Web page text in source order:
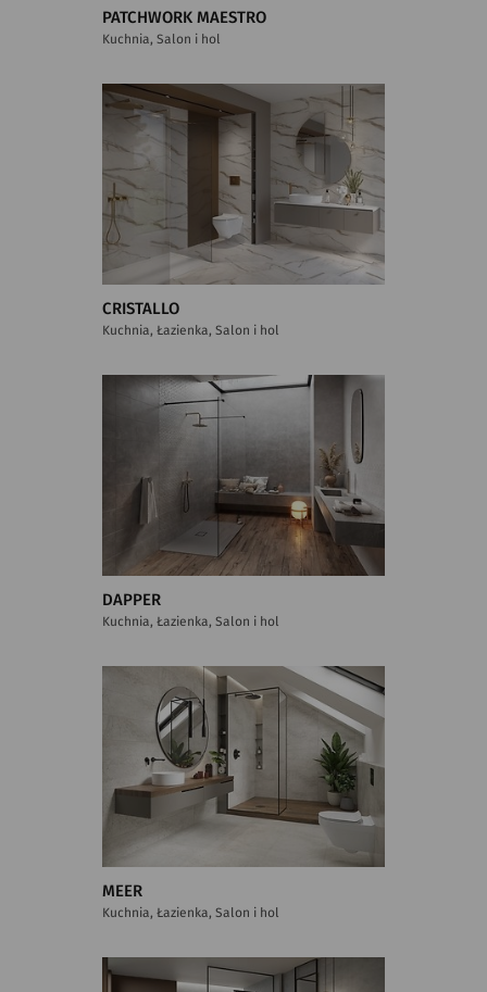
PATCHWORK MAESTRO
Kuchnia, Salon i hol
CRISTALLO
Kuchnia, Łazienka, Salon i hol
DAPPER
Kuchnia, Łazienka, Salon i hol
MEER
Kuchnia, Łazienka, Salon i hol